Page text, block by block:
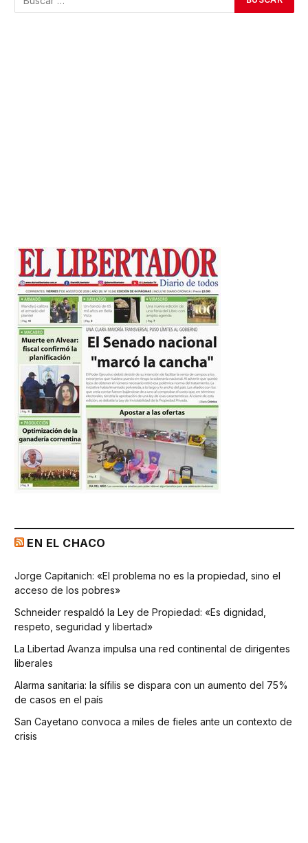
EN EL CHACO
Jorge Capitanich: «El problema no es la propiedad, sino el
acceso de los pobres»
Schneider respaldó la Ley de Propiedad: «Es dignidad,
respeto, seguridad y libertad»
La Libertad Avanza impulsa una red continental de dirigentes
liberales
Alarma sanitaria: la sífilis se dispara con un aumento del 75%
de casos en el país
San Cayetano convoca a miles de fieles ante un contexto de
crisis